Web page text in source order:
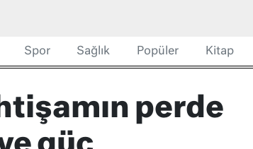
Spor Sağlık Popüler Kitap
perde